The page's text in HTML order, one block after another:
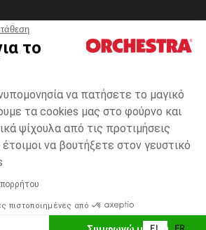
το
να πατήσετε το μαγικό
τα cookies μας στο φούρνο και
ψίχουλα από τις προτιμήσεις
να βουτήξετε στον γευστικό
πιστοποιημένες από
8
πληρωμής με
ΣΤΟ ΚΑΛΆΘΙ
Γενικοί 'Οροι Πώλησης
*Εμπορικες προσφορες
Προσωπικά δεδομένα
Διαχείρηση των cookies
μη συμμορφούμενη
στον κωδικά δεοντολογίας και στο σύστημα
Ομοσπονδίας Ηλεκτρονικού Εμπορίου.